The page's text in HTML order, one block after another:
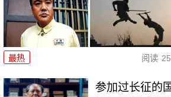
最热 阅读
参加过长征的